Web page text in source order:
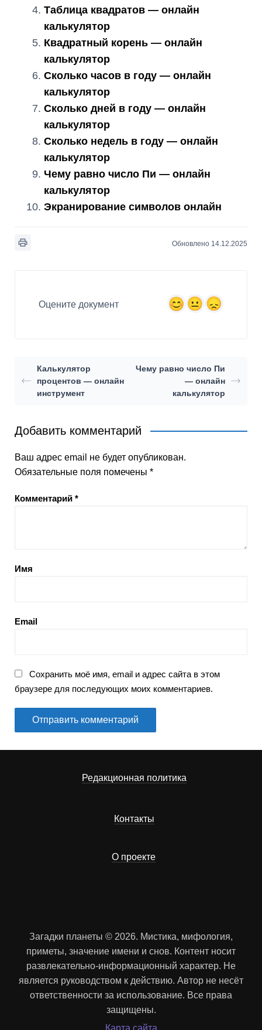
Таблица квадратов — онлайн
калькулятор
Квадратный корень — онлайн
калькулятор
Сколько часов в году — онлайн
калькулятор
Сколько дней в году — онлайн
калькулятор
Сколько недель в году — онлайн
калькулятор
Чему равно число Пи — онлайн
калькулятор
Экранирование символов онлайн
Обновлено 14.12.2025
Оцените документ
Калькулятор
процентов — онлайн
инструмент
Чему равно число Пи
— онлайн
калькулятор
Добавить комментарий
Ваш адрес email не будет опубликован.
Обязательные поля помечены *
Комментарий *
Имя
Email
Сохранить моё имя, email и адрес сайта в этом
браузере для последующих моих комментариев.
Редакционная политика
Контакты
О проекте
Загадки планеты © 2026. Мистика, мифология,
приметы, значение имени и снов. Контент носит
развлекательно-информационный характер. Не
является руководством к действию. Автор не несёт
ответственности за использование. Все права
защищены.
Карта сайта